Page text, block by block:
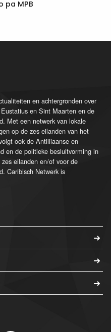
pa MPB
en achtergronden over
en Sint Maarten en de
Met een netwerk van lokale
op de zes eilanden van het
ook de Antilliaanse en
en de politieke besluitvorming in
eilanden en/of voor de
Caribisch Netwerk is